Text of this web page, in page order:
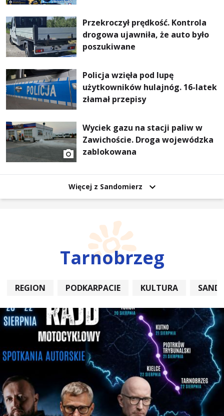
Przekroczył prędkość. Kontrola
drogowa ujawniła, że auto było
poszukiwane
Policja wzięła pod lupę
użytkowników hulajnóg. 16-latek
złamał przepisy
Wyciek gazu na stacji paliw w
Zawichoście. Droga wojewódzka
zablokowana
Więcej z Sandomierz
Tarnobrzeg
REGION PODKARPACIE KULTURA